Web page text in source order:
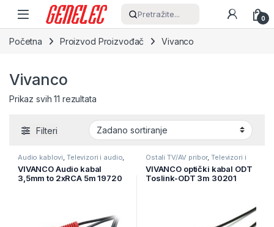
Skip to navigation
Skip to content
Pretražite... 0
Početna Proizvod Proizvođač Vivanco
Vivanco
Prikaz svih 11 rezultata
Filteri
Audio kablovi, Televizori i audio,
TV pribor i AV kablovi
VIVANCO Audio kabal
3,5mm to 2xRCA 5m 19720
Ostali TV/AV pribor,Televizori i
TV pribor i AV kablovi
VIVANCO optički kabal ODT
Toslink-ODT 3m 30201